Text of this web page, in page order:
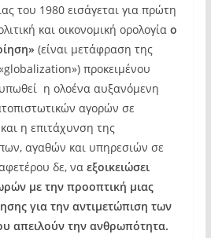
του 1980 εισάγεται για πρώτη
και οικονομική ορολογία ο
(είναι μετάφραση της
προκειμένου
η ολοένα αυξανόμενη
αγορών σε
η επιτάχυνση της
αγαθών και υπηρεσιών σε
δε, ναεξοικειώσει
με την προοπτική μιας
για την αντιμετώπιση των
απειλούν την ανθρωπότητα.